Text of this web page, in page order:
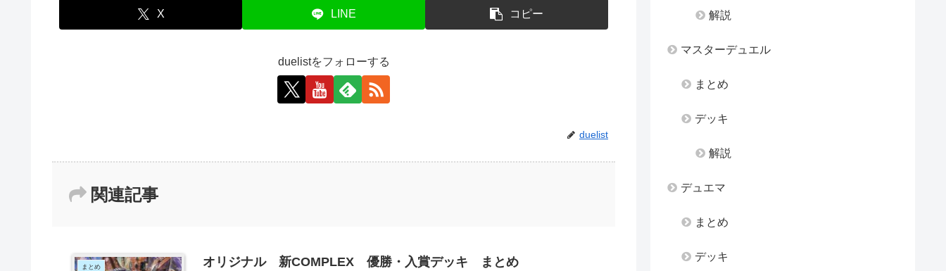
X LINE コピー
duelistをフォローする
duelist
関連記事
まとめ オリジナル 新COMPLEX 優勝・入賞デッキ まとめ
解説
マスターデュエル
まとめ
デッキ
解説
デュエマ
まとめ
デッキ